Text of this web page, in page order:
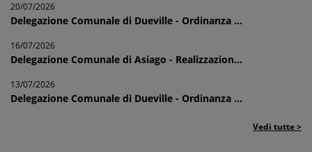
20/07/2026
Delegazione Comunale di Dueville - Ordinanza ...
16/07/2026
Delegazione Comunale di Asiago - Realizzazion...
13/07/2026
Delegazione Comunale di Dueville - Ordinanza ...
Vedi tutte >